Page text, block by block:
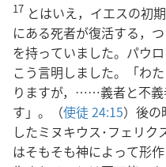
17 とはいえ，イエスの初
にある死者が復活する，
を持っていました。パウ
こう言明しました。「わ
りますが，……義者と不義
す」。（使徒 24:15）後の
したミヌキウス･フェリク
はそもそも神によって形